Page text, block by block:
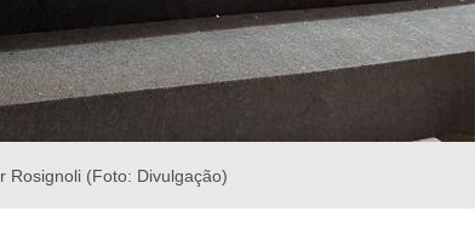
Rosignoli (Foto: Divulgação)